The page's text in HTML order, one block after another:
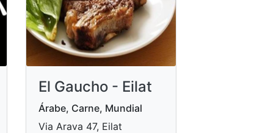
El Gaucho - Eilat
Árabe, Carne, Mundial
Via Arava 47, Eilat